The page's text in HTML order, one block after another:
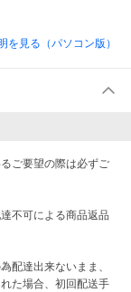
を見る（パソコン版）
ご要望の際は必ずご
不可による商品返品
配達出来ないまま、
た場合、初回配送手